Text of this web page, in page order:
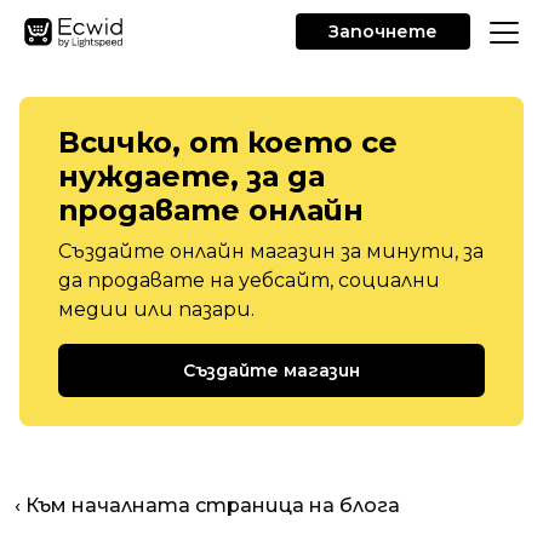
Започнете
Всичко, от което се
нуждаете, за да
продавате онлайн
Създайте онлайн магазин за минути, за
да продавате на уебсайт, социални
медии или пазари.
Създайте магазин
‹ Към началната страница на блога